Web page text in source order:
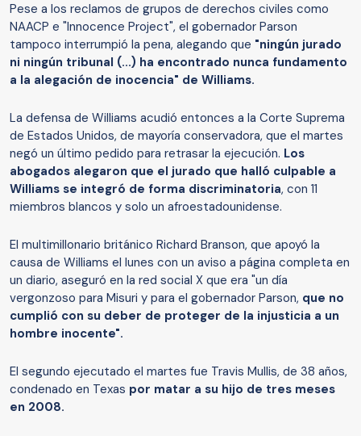
Pese a los reclamos de grupos de derechos civiles como
NAACP e "Innocence Project", el gobernador Parson
tampoco interrumpió la pena, alegando que "ningún jurado
ni ningún tribunal (...) ha encontrado nunca fundamento
a la alegación de inocencia" de Williams.
La defensa de Williams acudió entonces a la Corte Suprema
de Estados Unidos, de mayoría conservadora, que el martes
negó un último pedido para retrasar la ejecución. Los
abogados alegaron que el jurado que halló culpable a
Williams se integró de forma discriminatoria, con 11
miembros blancos y solo un afroestadounidense.
El multimillonario británico Richard Branson, que apoyó la
causa de Williams el lunes con un aviso a página completa en
un diario, aseguró en la red social X que era "un día
vergonzoso para Misuri y para el gobernador Parson, que no
cumplió con su deber de proteger de la injusticia a un
hombre inocente".
El segundo ejecutado el martes fue Travis Mullis, de 38 años,
condenado en Texas por matar a su hijo de tres meses
en 2008.